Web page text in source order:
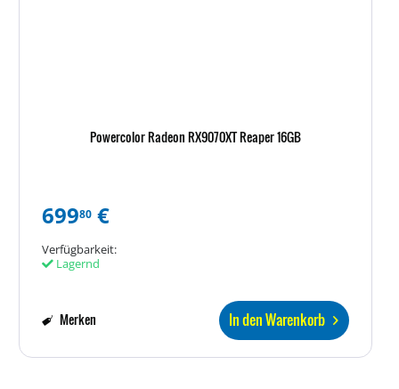
Powercolor Radeon RX9070XT Reaper 16GB
69980 €
Verfügbarkeit:
Lagernd
In den Warenkorb
Merken